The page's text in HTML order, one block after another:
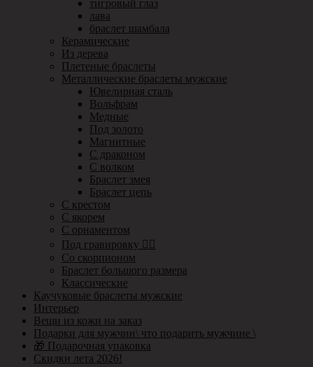
тигровый глаз
лава
браслет шамбала
Керамические
Из дерева
Плетеные браслеты
Металлические браслеты мужские
Ювелирная сталь
Вольфрам
Медные
Под золото
Магнитные
С драконом
С волком
Браслет змея
Браслет цепь
С крестом
С якорем
С орнаментом
Под гравировку ✍🏻
Со скорпионом
Браслет большого размера
Классические
Каучуковые браслеты мужские
Интерьер
Вещи из кожи на заказ
Подарки для мужчин\ что подарить мужчине \
🎁 Подарочная упаковка
Скидки лета 2026!